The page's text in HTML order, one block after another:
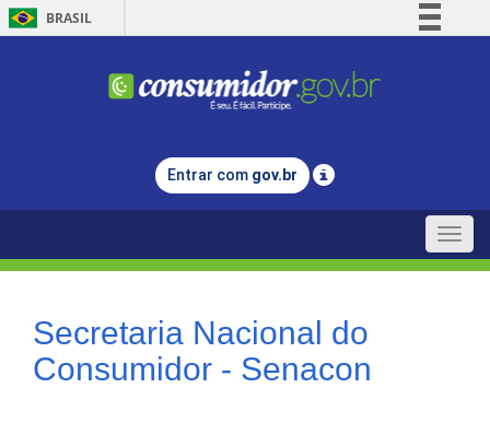
BRASIL
Comunica BR
Legislação
Entrar com gov.br
Toggle
Secretaria Nacional do
Consumidor - Senacon